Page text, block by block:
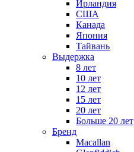
Ирландия
США
Канада
Япония
Тайвань
Выдержка
8 лет
10 лет
12 лет
15 лет
20 лет
Больше 20 лет
Бренд
Macallan